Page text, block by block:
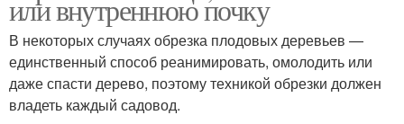
или внутреннюю почку
В некоторых случаях обрезка плодовых деревьев —
единственный способ реанимировать, омолодить или
даже спасти дерево, поэтому техникой обрезки должен
владеть каждый садовод.